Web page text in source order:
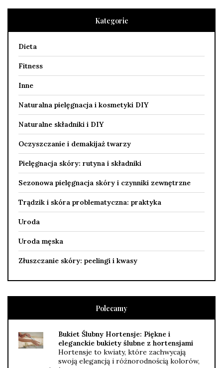
Kategorie
Dieta
Fitness
Inne
Naturalna pielęgnacja i kosmetyki DIY
Naturalne składniki i DIY
Oczyszczanie i demakijaż twarzy
Pielęgnacja skóry: rutyna i składniki
Sezonowa pielęgnacja skóry i czynniki zewnętrzne
Trądzik i skóra problematyczna: praktyka
Uroda
Uroda męska
Złuszczanie skóry: peelingi i kwasy
Polecamy
Bukiet Ślubny Hortensje: Piękne i
eleganckie bukiety ślubne z hortensjami
Hortensje to kwiaty, które zachwycają
swoją elegancją i różnorodnością kolorów,